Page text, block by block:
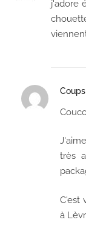
j'adore
très
C'est
à